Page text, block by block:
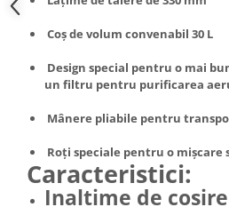
Truse de scule
Truse de lipit PPR
Ventuze cu brate pentru transport
Vibratoare beton
Uscatoare de rufe
Masini de facut paine
Pachete electrocasnice
incorporabile
SANDWICH MAKER
Storcatoare de fructe
Coș de volum convenabil 30 L
Design special pentru o mai
un filtru pentru purificarea
Mânere pliabile pentru
Roți speciale pentru o
Caracteristici:
Inaltime de cosire